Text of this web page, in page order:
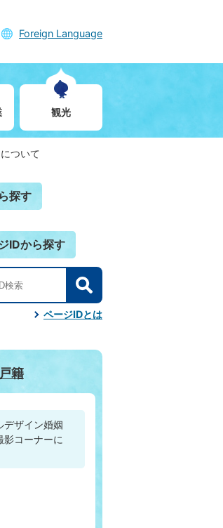
Foreign Language
観光
ついて
探す
IDから探す
検
索
ページIDとは
戸籍
デザイン婚姻
影コーナーに